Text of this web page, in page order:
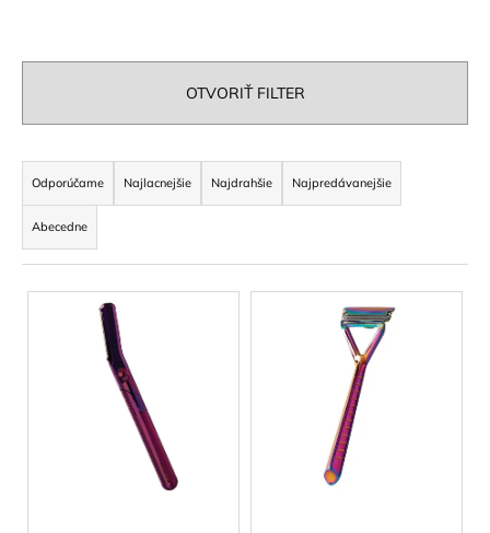
OTVORIŤ FILTER
R
a
d
e
n
Odporúčame Najlacnejšie Najdrahšie Najpredávanejšie
Abecedne
V
HĽADAŤ
O
d
p
o
r